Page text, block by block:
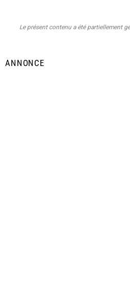
Le présent contenu a été partiellement
ANNONCE